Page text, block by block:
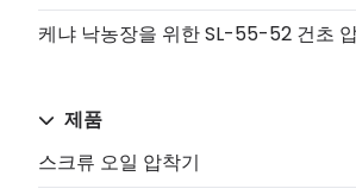
케냐 낙농장을 위한 SL-55-52 건초
제품
스크류 오일 압착기